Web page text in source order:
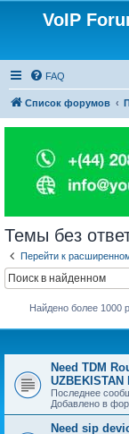
VoIP
FAQ
Список форумов
Темы без
Перейти к
Найдено более 1000
Need TDM
UZBEKISTAN
Последнее
Добавлено в
Need sip